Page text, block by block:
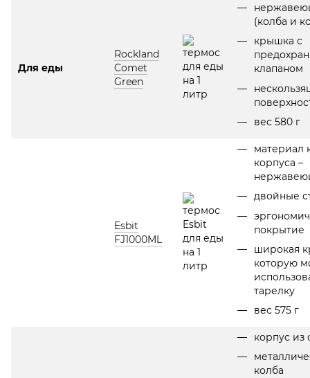
Для еды
Rockland
Comet
Green
(колба и
крышка с
клапаном
вес 580 г
Esbit
FJ1000ML
материал
корпуса –
двойные
покрытие
широкая
которую
тарелку
вес 575 г
корпус из
колба